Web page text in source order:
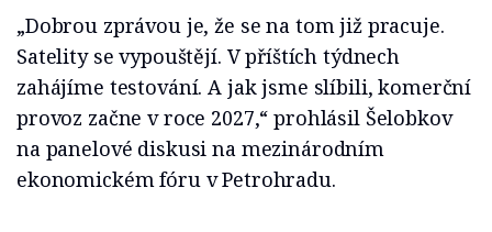
„Dobrou zprávou je, že se na tom již pracuje.
Satelity se vypouštějí. V příštích týdnech
zahájíme testování. A jak jsme slíbili, komerční
provoz začne v roce 2027,“ prohlásil Šelobkov
na panelové diskusi na mezinárodním
ekonomickém fóru v Petrohradu.